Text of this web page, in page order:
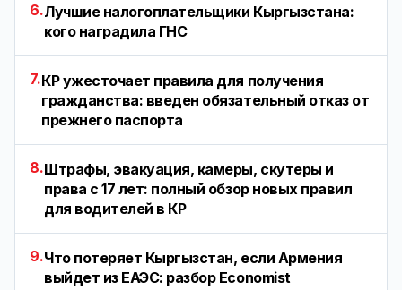
6.Лучшие налогоплательщики Кыргызстана:
кого наградила ГНС
7.КР ужесточает правила для получения
гражданства: введен обязательный отказ от
прежнего паспорта
8.Штрафы, эвакуация, камеры, скутеры и
права с 17 лет: полный обзор новых правил
для водителей в КР
9.Что потеряет Кыргызстан, если Армения
выйдет из ЕАЭС: разбор Economist